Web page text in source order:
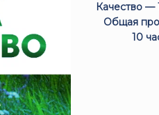
Качество —
Общая
10